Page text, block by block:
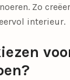
Zo
interieur.